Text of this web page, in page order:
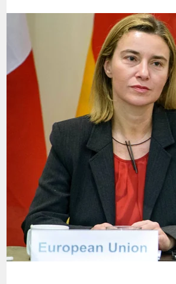
nord
wahrheit
verlag
veranstaltungen
fragen & hilfe
unterstützen
abo
genossenschaft